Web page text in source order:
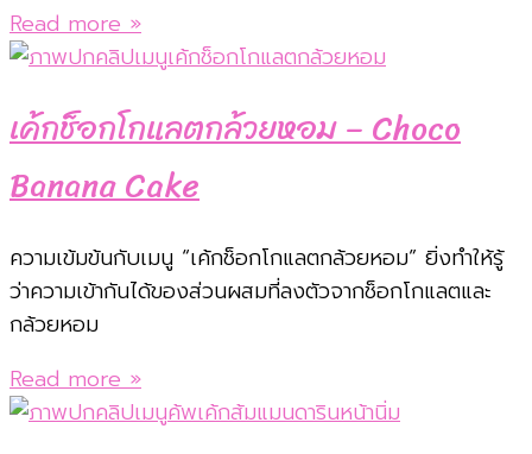
Read more »
เค้กช็อกโกแลตกล้วยหอม – Choco
Banana Cake
ความเข้มข้นกับเมนู “เค้กช็อกโกแลตกล้วยหอม” ยิ่งทำให้รู้
ว่าความเข้ากันได้ของส่วนผสมที่ลงตัวจากช็อกโกแลตและ
กล้วยหอม
Read more »